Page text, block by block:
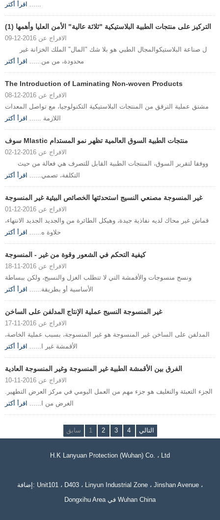
...... اقرأ أكثر
التركيز على منتجات الطبية البلاستيكية "ثلاثة عالية" الأمن العليا وأهمها (1)
الافراج عن 2016-12-09
محدودة، من من...... اقرأ أكثر
The Introduction of Laminating Non-woven Products
الافراج عن 2016-12-08
مشتق عملية الترقق من المنتجات البلاستيكية التكنولوجيا، مع تواصل المعدات
اللازمة ...... اقرأ أكثر
سوف Mlastic منتجات الطبية السوق العالمية تظهر نمو المستدام
الافراج عن 2016-12-02
التكلفة، تصمي...... اقرأ أكثر
غير المنسوجة مصنعي النسيج استحدثتها الخصائص البيئية غير المنسوجة
الافراج عن 2016-12-01
قماش غير محاك لديه نفاذية جيدة، وهيكل الطائرة من والجديد الجديد الانتهاء،
حلاوة ه...... اقرأ أكثر
كيفية التحكم في الشعور وقوة من غير - المنسوجة
الافراج عن 2016-11-18
ونسج منسوجات والأقمشة التي لا تتطلب الغزل والنسيج، ولكن ببساطة
الأساسية أو بطريقة...... اقرأ أكثر
غير المنسوجة النسيج عملية الإنتاج المدلفن على الساخن
الافراج عن 2016-11-17
المدلفن على الساخن غير المنسوجة هو غير المنسوجة، بسبب عملية الخاصة،
الأقمشة غير ا...... اقرأ أكثر
الفرق بين الأقمشة الطبية غير المنسوجة وغير المنسوجة العادية
الافراج عن 2016-11-10
الجزء التعبئة والتغليف هو جزء مهم من العمل اليومي في مركز العرض التطهير.
الغرض من ا...... اقرأ أكثر
سابق 1 2 3 4 التالي
H.K Lanyuan Protection (Wuhan) Co. ، Ltd
إضافة: Unit101 ، D403 ، Linyun Industrial Zone ، Jinshan Avenue ،
Dongxihu Area في Wuhan China